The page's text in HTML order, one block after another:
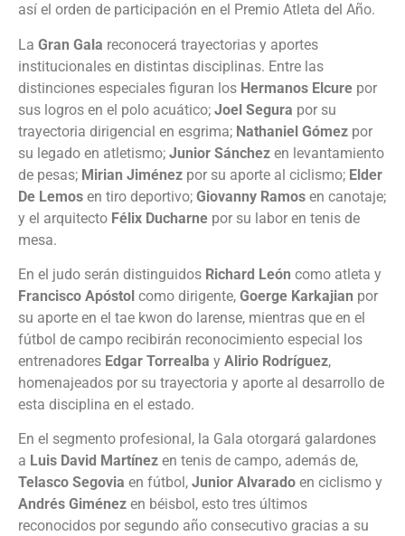
así el orden de participación en el Premio Atleta del Año.
La Gran Gala reconocerá trayectorias y aportes
institucionales en distintas disciplinas. Entre las
distinciones especiales figuran los Hermanos Elcure por
sus logros en el polo acuático; Joel Segura por su
trayectoria dirigencial en esgrima; Nathaniel Gómez por
su legado en atletismo; Junior Sánchez en levantamiento
de pesas; Mirian Jiménez por su aporte al ciclismo; Elder
De Lemos en tiro deportivo; Giovanny Ramos en canotaje;
y el arquitecto Félix Ducharne por su labor en tenis de
mesa.
En el judo serán distinguidos Richard León como atleta y
Francisco Apóstol como dirigente, Goerge Karkajian por
su aporte en el tae kwon do larense, mientras que en el
fútbol de campo recibirán reconocimiento especial los
entrenadores Edgar Torrealba y Alirio Rodríguez,
homenajeados por su trayectoria y aporte al desarrollo de
esta disciplina en el estado.
En el segmento profesional, la Gala otorgará galardones
a Luis David Martínez en tenis de campo, además de,
Telasco Segovia en fútbol, Junior Alvarado en ciclismo y
Andrés Giménez en béisbol, esto tres últimos
reconocidos por segundo año consecutivo gracias a su